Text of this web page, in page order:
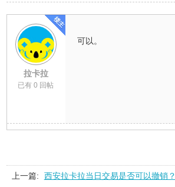
拉卡拉
已有 0 回帖
可以。
上一篇:
西安拉卡拉当日交易是否可以撤销？